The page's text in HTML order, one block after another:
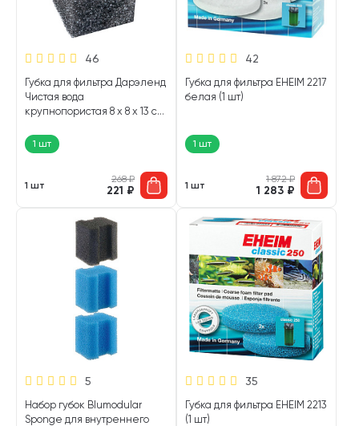
46
Губка для фильтра Дарэленд
Чистая вода
крупнопористая 8 х 8 х 13 см
1 шт
1 шт
268₽
221 ₽
42
Губка для фильтра EHEIM 2217
белая (1 шт)
1 шт
1 шт
1 872₽
1 283 ₽
5
Набор губок Blumodular
Sponge для внутреннего
35
Губка для фильтра EHEIM 2213
(1 шт)